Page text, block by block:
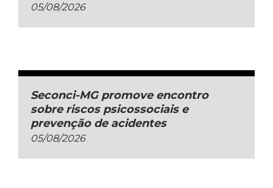
05/08/2026
Seconci-MG promove encontro
sobre riscos psicossociais e
prevenção de acidentes
05/08/2026